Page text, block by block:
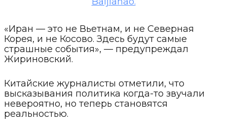
«Иран — это не Вьетнам, и не Северная
Корея, и не Косово. Здесь будут самые
страшные события», — предупреждал
Жириновский.
Китайские журналисты отметили, что
высказывания политика когда-то звучали
невероятно, но теперь становятся
реальностью.